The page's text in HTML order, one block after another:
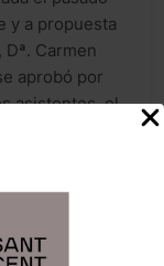
y a propuesta
Carmen
aprobó por
asistentes, el